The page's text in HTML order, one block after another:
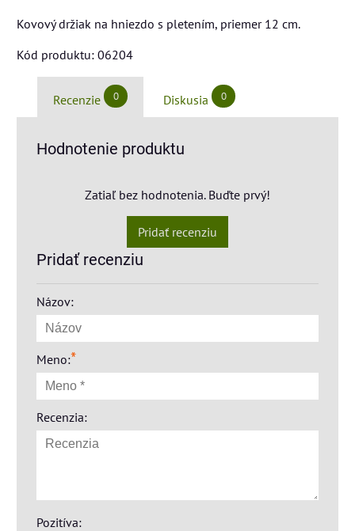
Kovový držiak na hniezdo s pletením, priemer 12 cm.
Kód produktu: 06204
Recenzie 0 Diskusia 0
Hodnotenie produktu
Zatiaľ bez hodnotenia. Buďte prvý!
Pridať recenziu
Pridať recenziu
Názov:
Meno:*
Recenzia:
Pozitíva: